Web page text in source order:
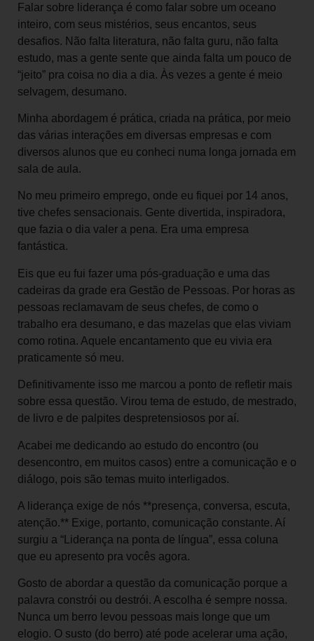
Falar sobre liderança é como falar sobre um oceano
inteiro, com seus mistérios, seus encantos, seus
desafios. Não falta literatura, não falta guru, não falta
estudo, mas a gente sente que ainda falta um pouco de
“jeito” pra coisa no dia a dia. Às vezes a gente é meio
selvagem, desumano.
Minha abordagem é prática, criada na prática, por meio
das várias interações em diversas empresas e com
diversos alunos que eu conheci numa longa jornada em
sala de aula.
No meu primeiro emprego, onde eu fiquei por 14 anos,
tive chefes sensacionais. Gente divertida, inspiradora,
que fazia o dia valer a pena. Era uma empresa
fantástica.
Eis que eu fui fazer uma pós-graduação e uma das
cadeiras da grade era Gestão de Pessoas. Por horas as
pessoas reclamavam de seus chefes, de como o
trabalho era desumano, e das mazelas que elas viviam
como rotina. Aquele encantamento que eu vivia era
praticamente só meu.
Definitivamente isso me marcou a ponto de refletir mais
sobre essa questão. Virou tema de estudo, de mestrado,
de livro e de palpites despretensiosos por aí.
Acabei me dedicando ao estudo do encontro (ou
desencontro, em muitos casos) entre a comunicação e o
diálogo, pois são temas muito interligados.
A liderança exige de nós **presença, conversa, escuta,
atenção.** Exige, portanto, comunicação constante. Aí
surgiu a “Liderança na ponta de língua”, essa coluna
que eu apresento pra vocês agora.
Gosto de abordar a questão da comunicação porque a
palavra constrói ou destrói. A escolha é sempre nossa.
Nunca um berro levou pessoas mais longe que um
elogio. O susto (do berro) até pode acelerar uma ação,